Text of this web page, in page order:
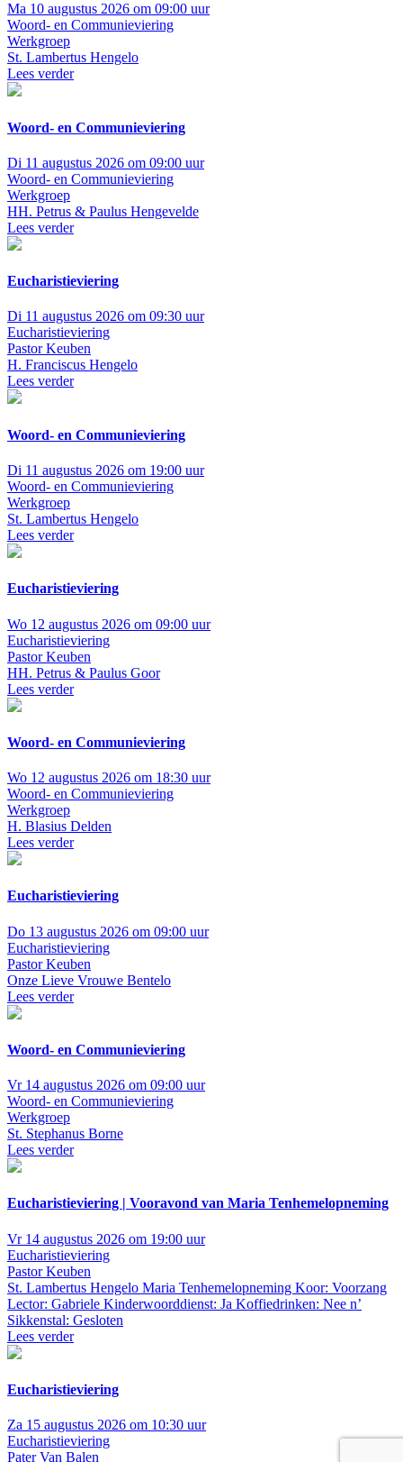
Ma 10 augustus 2026 om 09:00 uur
Woord- en Communieviering
Werkgroep
St. Lambertus Hengelo
Lees verder
Woord- en Communieviering
Di 11 augustus 2026 om 09:00 uur
Woord- en Communieviering
Werkgroep
HH. Petrus & Paulus Hengevelde
Lees verder
Eucharistieviering
Di 11 augustus 2026 om 09:30 uur
Eucharistieviering
Pastor Keuben
H. Franciscus Hengelo
Lees verder
Woord- en Communieviering
Di 11 augustus 2026 om 19:00 uur
Woord- en Communieviering
Werkgroep
St. Lambertus Hengelo
Lees verder
Eucharistieviering
Wo 12 augustus 2026 om 09:00 uur
Eucharistieviering
Pastor Keuben
HH. Petrus & Paulus Goor
Lees verder
Woord- en Communieviering
Wo 12 augustus 2026 om 18:30 uur
Woord- en Communieviering
Werkgroep
H. Blasius Delden
Lees verder
Eucharistieviering
Do 13 augustus 2026 om 09:00 uur
Eucharistieviering
Pastor Keuben
Onze Lieve Vrouwe Bentelo
Lees verder
Woord- en Communieviering
Vr 14 augustus 2026 om 09:00 uur
Woord- en Communieviering
Werkgroep
St. Stephanus Borne
Lees verder
Eucharistieviering | Vooravond van Maria Tenhemelopneming
Vr 14 augustus 2026 om 19:00 uur
Eucharistieviering
Pastor Keuben
St. Lambertus Hengelo Maria Tenhemelopneming Koor: Voorzang
Lector: Gabriele Kinderwoorddienst: Ja Koffiedrinken: Nee n’
Sikkenstal: Gesloten
Lees verder
Eucharistieviering
Za 15 augustus 2026 om 10:30 uur
Eucharistieviering
Pater Van Balen